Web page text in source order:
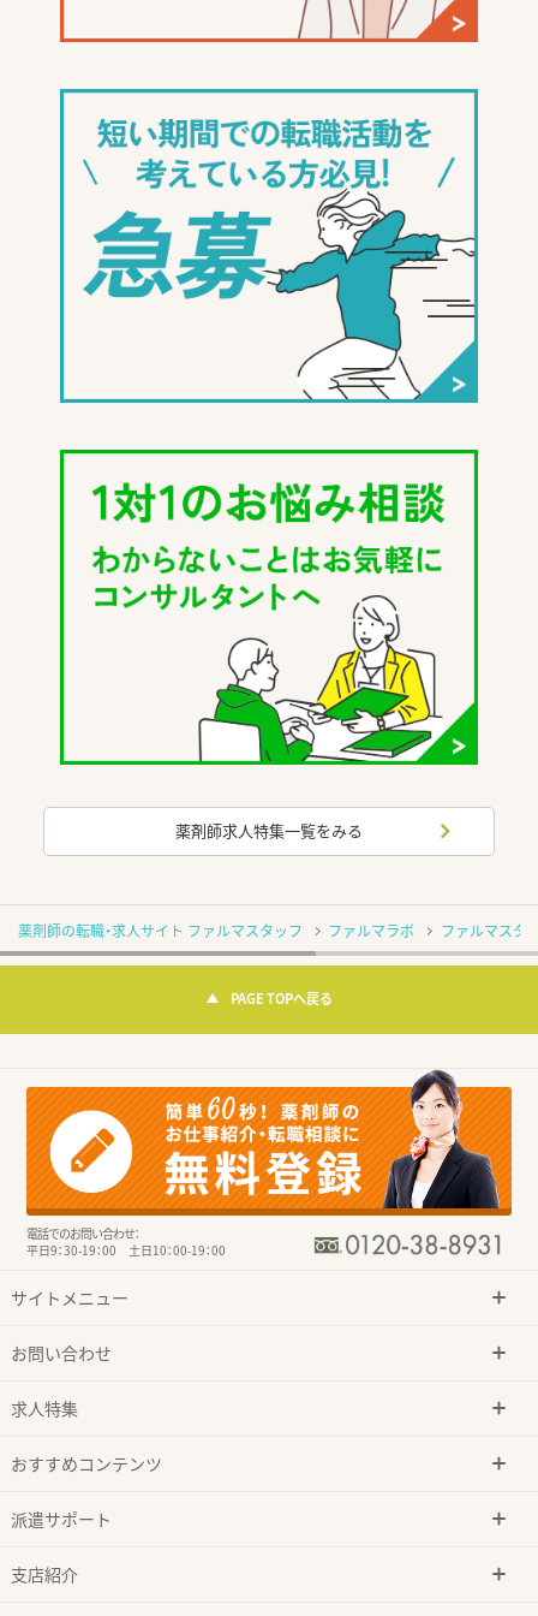
薬剤師求人特集一覧をみる
薬剤師の転職・求人サイト ファルマスタッフ ファルマラボ ファルマスタ
PAGE TOPへ戻る
電話でのお問い合わせ：
平日9：30-19：00 土日10：00-19：00
サイトメニュー
お問い合わせ
求人特集
おすすめコンテンツ
派遣サポート
支店紹介